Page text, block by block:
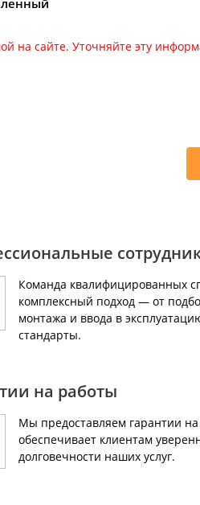
на сайте. Уточняйте эту
Команда квалифицированных
комплексный подход — от
монтажа и ввода в
стандарты.
на работы
Мы предоставляем гарантии
обеспечивает клиентам
долговечности наших услуг.